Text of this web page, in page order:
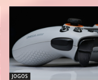
JOGOS